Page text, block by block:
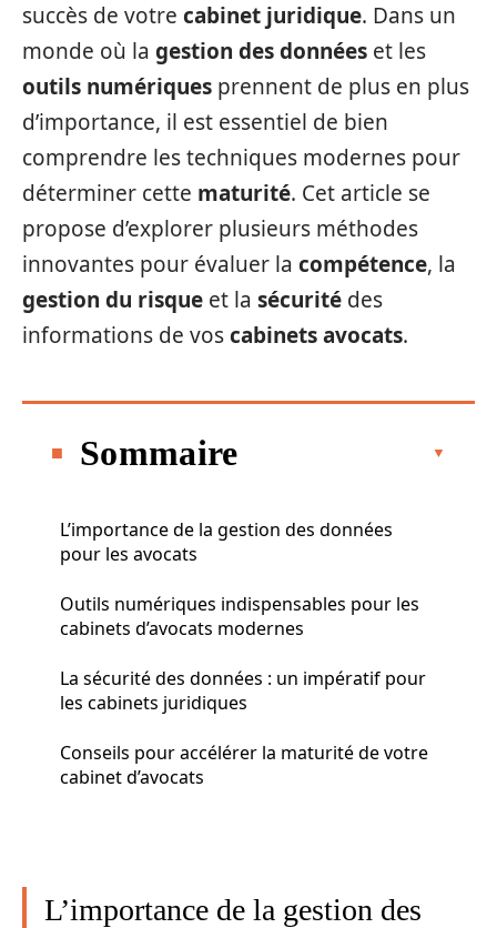
succès de votre cabinet juridique. Dans un
monde où la gestion des données et les
outils numériques prennent de plus en plus
d’importance, il est essentiel de bien
comprendre les techniques modernes pour
déterminer cette maturité. Cet article se
propose d’explorer plusieurs méthodes
innovantes pour évaluer la compétence, la
gestion du risque et la sécurité des
informations de voscabinets avocats.
Sommaire
L’importance de la gestion des données
pour les avocats
Outils numériques indispensables pour les
cabinets d’avocats modernes
La sécurité des données : un impératif pour
les cabinets juridiques
Conseils pour accélérer la maturité de votre
cabinet d’avocats
L’importance de la gestion des